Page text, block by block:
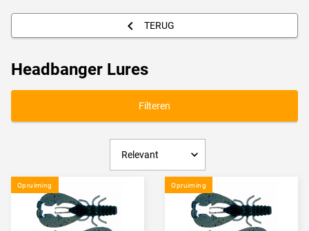
TERUG
Headbanger Lures
Filteren
Opruiming Opruiming